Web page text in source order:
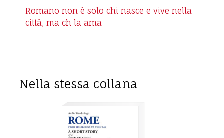
Romano non è solo chi nasce e vive nella
città, ma ch la ama
Nella stessa collana